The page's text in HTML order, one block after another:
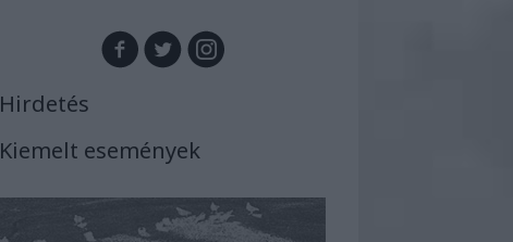
Hirdetés
Kiemelt események